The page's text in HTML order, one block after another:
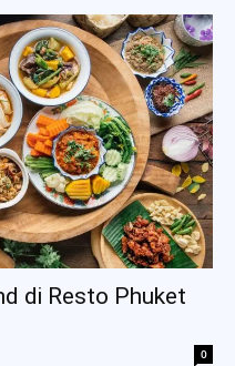
di Resto Phuket
0